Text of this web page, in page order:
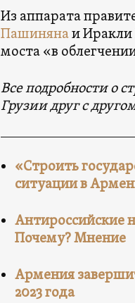
Из аппарата
Пашинянаи Иракли
моста «в
Все подробности о
Грузиидруг с
«Строить
ситуации в
Антироссийские
Почему? Мнение
Армения
2023 года